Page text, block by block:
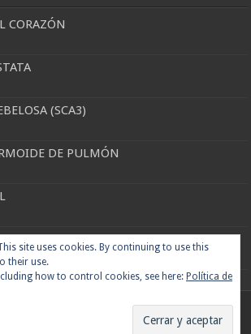
CORAZÓN
(SCA3)
DE PULMÓN
site uses cookies. By continuing to use this
their use.
how to control cookies, see here: Política de